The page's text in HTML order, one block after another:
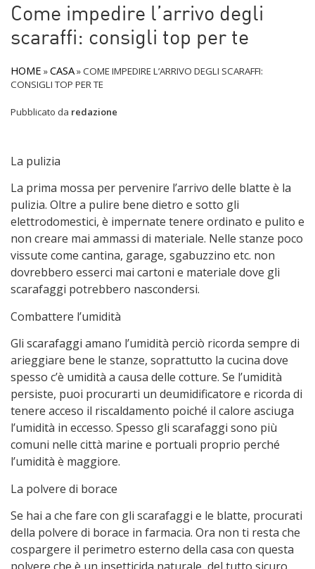
Come impedire l’arrivo degli
scaraffi: consigli top per te
HOME »CASA»COME IMPEDIRE L’ARRIVO DEGLI SCARAFFI:
CONSIGLI TOP PER TE
Pubblicato da redazione
La pulizia
La prima mossa per pervenire l’arrivo delle blatte è la
pulizia. Oltre a pulire bene dietro e sotto gli
elettrodomestici, è impernate tenere ordinato e pulito e
non creare mai ammassi di materiale. Nelle stanze poco
vissute come cantina, garage, sgabuzzino etc. non
dovrebbero esserci mai cartoni e materiale dove gli
scarafaggi potrebbero nascondersi.
Combattere l’umidità
Gli scarafaggi amano l’umidità perciò ricorda sempre di
arieggiare bene le stanze, soprattutto la cucina dove
spesso c’è umidità a causa delle cotture. Se l’umidità
persiste, puoi procurarti un deumidificatore e ricorda di
tenere acceso il riscaldamento poiché il calore asciuga
l’umidità in eccesso. Spesso gli scarafaggi sono più
comuni nelle città marine e portuali proprio perché
l’umidità è maggiore.
La polvere di borace
Se hai a che fare con gli scarafaggi e le blatte, procurati
della polvere di borace in farmacia. Ora non ti resta che
cospargere il perimetro esterno della casa con questa